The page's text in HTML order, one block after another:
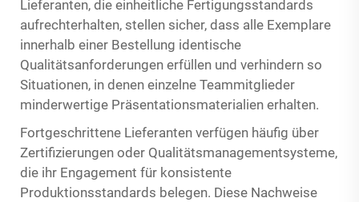
Lieferanten, die einheitliche Fertigungsstandards
aufrechterhalten, stellen sicher, dass alle Exemplare
innerhalb einer Bestellung identische
Qualitätsanforderungen erfüllen und verhindern so
Situationen, in denen einzelne Teammitglieder
minderwertige Präsentationsmaterialien erhalten.
Fortgeschrittene Lieferanten verfügen häufig über
Zertifizierungen oder Qualitätsmanagementsysteme,
die ihr Engagement für konsistente
Produktionsstandards belegen. Diese Nachweise